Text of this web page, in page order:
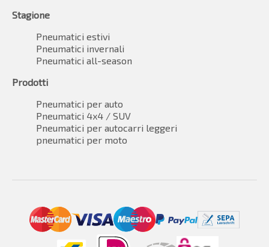
Stagione
Pneumatici estivi
Pneumatici invernali
Pneumatici all-season
Prodotti
Pneumatici per auto
Pneumatici 4x4 / SUV
Pneumatici per autocarri leggeri
pneumatici per moto